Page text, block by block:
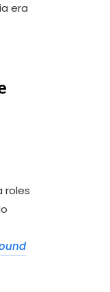
era
roles